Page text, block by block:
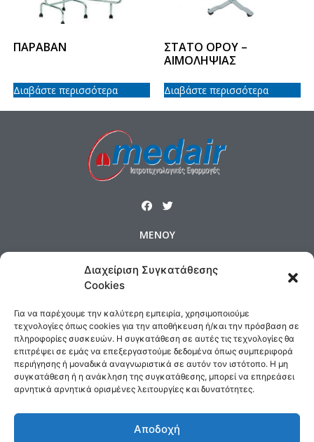
Διαχείριση Συγκατάθεσης
Cookies
Για να παρέχουμε την καλύτερη εμπειρία, χρησιμοποιούμε
τεχνολογίες όπως cookies για την αποθήκευση ή/και την πρόσβαση σε
πληροφορίες συσκευών. Η συγκατάθεση σε αυτές τις τεχνολογίες θα
επιτρέψει σε εμάς να επεξεργαστούμε δεδομένα όπως συμπεριφορά
περιήγησης ή μοναδικά αναγνωριστικά σε αυτόν τον ιστότοπο. Η μη
συγκατάθεση ή η ανάκληση της συγκατάθεσης, μπορεί να επηρεάσει
αρνητικά αρνητικά ορισμένες λειτουργίες και δυνατότητες.
Αποδοχή
ΠΑΡΑΒΑΝ
Διαβάστε περισσότερα
ΣΤΑΤΟ ΟΡΟΥ –
ΑΙΜΟΛΗΨΙΑΣ
Διαβάστε περισσότερα
ΜΕΝΟΥ
Αρχική Προϊόντα
Προφίλ
Επικοινωνία
Όροι και Προϋποθέσεις
Τρόποι Αποστολής & Πολιτική Επιστροφών
Τρόποι Πληρωμής
ΕΠΙΚΟΙΝΩΝΙΑ
Τηλ : 210 9575358, Fax : 210 9585103
Αρ. ΓΕΜΗ: 5809301000